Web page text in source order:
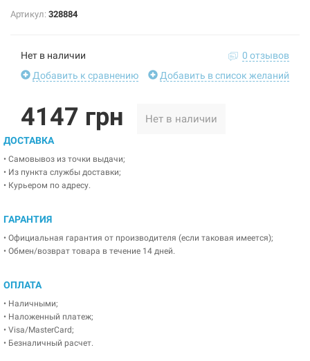
Артикул: 328884
Нет в наличии
0 отзывов
Добавить к сравнению
Добавить в список желаний
4147 грн Нет в наличии
ДОСТАВКА
• Самовывоз из точки выдачи;
• Из пункта службы доставки;
• Курьером по адресу.
ГАРАНТИЯ
• Официальная гарантия от производителя (если таковая имеется);
• Обмен/возврат товара в течение 14 дней.
ОПЛАТА
• Наличными;
• Наложенный платеж;
• Visa/MasterCard;
• Безналичный расчет.